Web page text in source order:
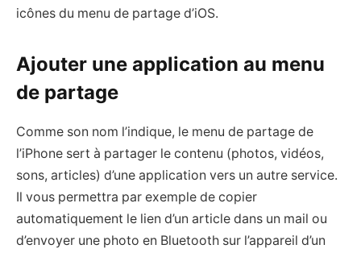
icônes du menu de partage d’iOS.
Ajouter une application au menu
de partage
Comme son nom l’indique, le menu de partage de
l’iPhone sert à partager le contenu (photos, vidéos,
sons, articles) d’une application vers un autre service.
Il vous permettra par exemple de copier
automatiquement le lien d’un article dans un mail ou
d’envoyer une photo en Bluetooth sur l’appareil d’un